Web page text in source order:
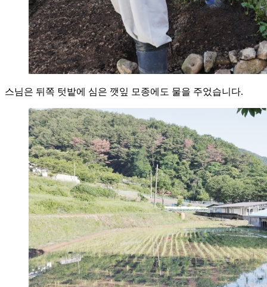
스님은 뒤쪽 텃밭에 심은 깻잎 모종에도 물을 주었습니다.